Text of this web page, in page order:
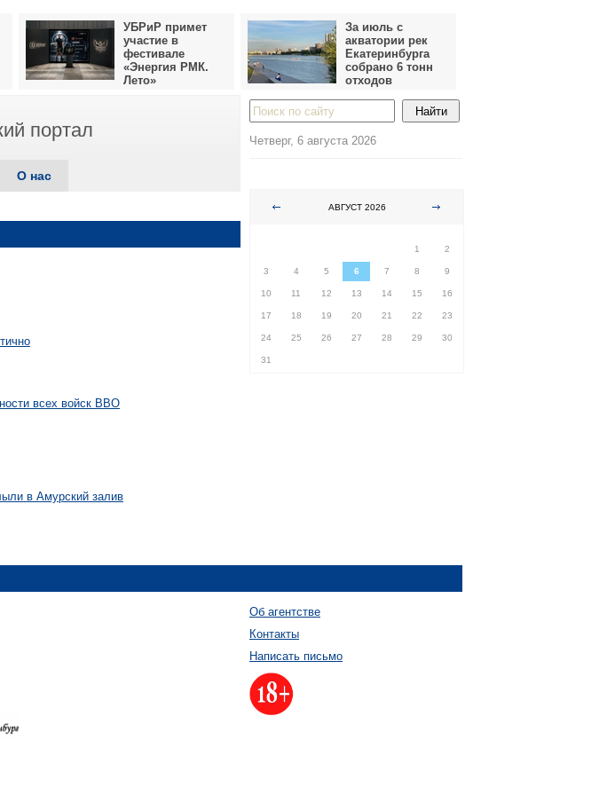
УБРиР примет
участие в
фестивале
«Энергия РМК.
Лето»
За июль с
акватории рек
Екатеринбурга
собрано 6 тонн
отходов
портал
О нас
всех войск ВВО
в Амурский залив
Четверг, 6 августа 2026
АВГУСТ 2026
1
2
3 4 5 6 7 8 9
10 11 12 13 14 15 16
17 18 19 20 21 22 23
24 25 26 27 28 29 30
31
Об агентстве
Контакты
Написать письмо